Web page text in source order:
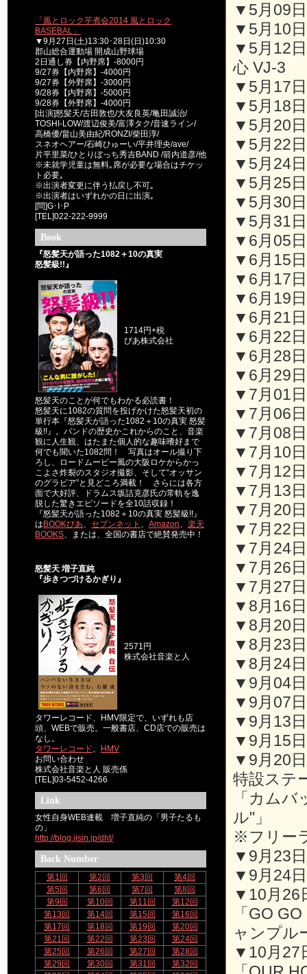
「風とロック芋煮会2014 風とロック
BASEBAL」
▼9月27日(土)13:30･28日(日)10:30
郡山総合運動場 開成山野球場
2日通し券【内野席】-8000円
9/27券【内野席】-4000円
9/27券【外野席】-3000円
9/28券【内野席】-5000円
9/28券【外野席】-4000円
[出演]怒髪天/古田敦也/大友良英/亀田誠治/
TOSHI-LOW/渡辺俊美/富澤タク/音速ライン/
高橋優/畠山美由紀/RONZI/柴田淳/
スネオヘアー/石崎ひゅーい/平井理央/ave/
片平里菜/ひとりぼっち秀吉BAND /箭内道彦/他
※未就学児童は無料｡席が必要な場合はチケッ
ト必要｡
※出演者変更に伴う払戻し不可｡
※出演者はいずれかの日に出演｡
[問]G･I･P
[TEL]022-222-9999
Book
『怒髪天が語った1082＋10の真実
怒髪級!!』
1714円+税
ぴあ株式会社
怒髪天のことが何でもわかる必読書！
怒髪天に1082の質問を投げかけた怒髪天初の
単行本『怒髪天が語った1082＋10の真実 怒髪
級!!』。バンドの歴史かこれからのこと、音楽
観に人生観、はたまた個人的な趣味嗜好まで
何でも聞いた1082問！ 写真はオール撮り下
ろし、ロードムービー風の大阪ロケからかっ
こよさ炸裂のスタジオ撮影、そして“オッサン
のグラビア”と見どころ満載！ さらには各方
面で大好評、ドラムス坂詰克彦氏の常軌を逸
脱した驚きエピソードを全10話収録！
『怒髪天が語った1082＋10の真実 怒髪級!!』
は BOOKぴあ、 セブンネット 、 Amazon、 楽天
BOOKS、または、全国の書店で絶賛発売中！
怒髪天 増子直純
『歩きつづけるかぎり』
2571円
株式会社音楽と人
タワーレコード、HMV限定で、いずれも店
頭、WEBで販売。一般書店、CD店での販売は
なし。
タワーレコード、
HMV
お問い合わせ
株式会社音楽と人 販売係
[TEL]03-5452-4266
Link
女性自身WEB連載 増子直純の「男子たるも
の」
http://blog.jisin.jp/dht/
Back Number
第1回 第2回 第3回
第4回
第5回
第6回 第7回
第8回
第9回
第10回 第11回
第12回
第13回
第14回 第15回
第16回
第17回
第18回 第19回
第20回
第21回
第22回 第23回
第24回
第25回
第26回 第27回
第28回
第29回
第30回 第31回
第32回
▼5月09
▼5月10
▼5月12
心 VJ-3
▼5月17
▼5月18
▼5月20
▼5月22
▼5月24
▼5月25
▼5月30
▼5月31
▼6月05
▼6月15
▼6月17
▼6月19
▼6月21
▼6月22
▼6月28
▼6月29
▼7月01
▼7月06
▼7月08
▼7月10
▼7月12
▼7月13
▼7月20
▼7月22
▼7月24
▼7月26
▼7月27
▼8月16
▼8月20
▼8月23
▼8月24
▼9月04
▼9月07
▼9月13
▼9月15
▼9月20
特設ステ
「カム
ル"」
※フリー
▼9月23
▼9月24
▼10月26
「GO
ャンプル
▼10月27